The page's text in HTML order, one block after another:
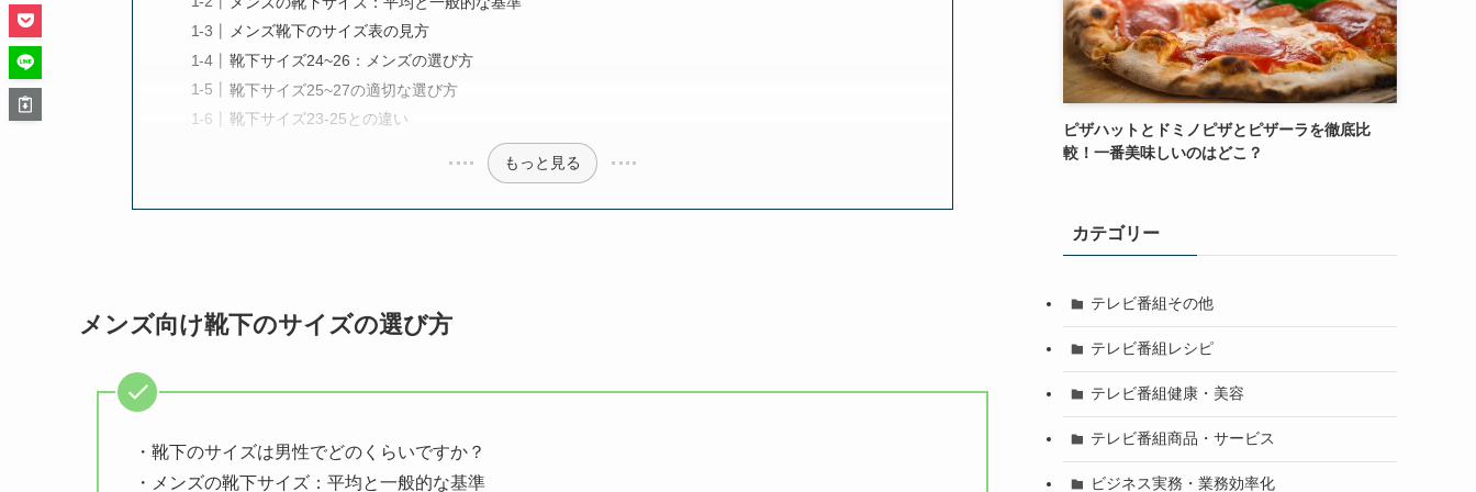
メンズ靴下のサイズ表の見方
靴下サイズ24~26：メンズの選び方
靴下サイズ25~27の適切な選び方
靴下サイズ23-25との違い
もっと見る
メンズ向け靴下のサイズの選び方
・靴下のサイズは男性でどのくらいですか？
・メンズの靴下サイズ：平均と一般的な基準
ピザハットとドミノピザとピザーラを徹底比
較！一番美味しいのはどこ？
カテゴリー
テレビ番組その他
テレビ番組レシピ
テレビ番組健康・美容
テレビ番組商品・サービス
ビジネス実務・業務効率化